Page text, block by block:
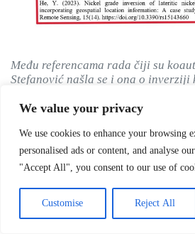
We value your privacy
We use cookies to enhance your browsing
personalised ads or content, and analyse
"Accept All", you consent to our use of
Customise Reject All
Među referencama rada čiji su
Stefanović našla se i ona o inverziji
Da li je u ovaj rad „umešala
inteligencija i da li je odigrala
„halucinacije“, bez
kontrole?
Postavlja se pitanje da li neko
informisanja i